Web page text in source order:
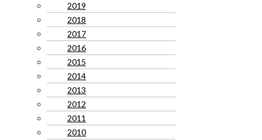
2019
2018
2017
2016
2015
2014
2013
2012
2011
2010